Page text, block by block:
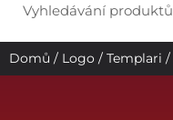
Domů / Logo / Templari /